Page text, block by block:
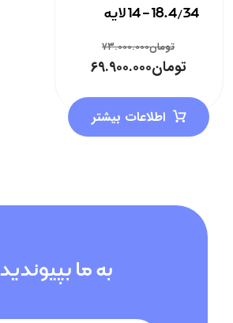
18.4/34 – 14 لایه
تومان۷۳.۰۰۰.۰۰۰
تومان۶۹.۹۰۰.۰۰۰
اطلاعات بیشتر
به ما بپیوندید